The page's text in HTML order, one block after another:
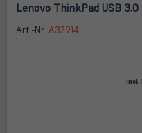
Lenovo ThinkPad USB
Art.-Nr. A32914
incl.